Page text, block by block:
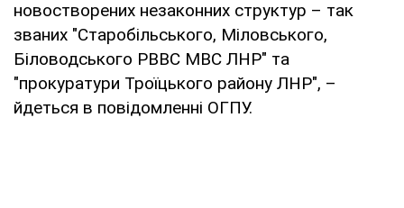
новостворених незаконних структур – так
званих "Старобільського, Міловського,
Біловодського РВВС МВС ЛНР" та
"прокуратури Троїцького району ЛНР", –
йдеться в повідомленні ОГПУ.